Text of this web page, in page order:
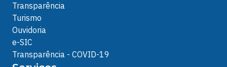
Transparência
Turismo
Ouvidoria
e-SIC
Transparência - COVID-19